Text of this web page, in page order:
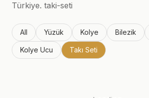
Türkiye. taki-seti
All Yüzük Kolye Bilezik
Kolye Ucu Takı Seti